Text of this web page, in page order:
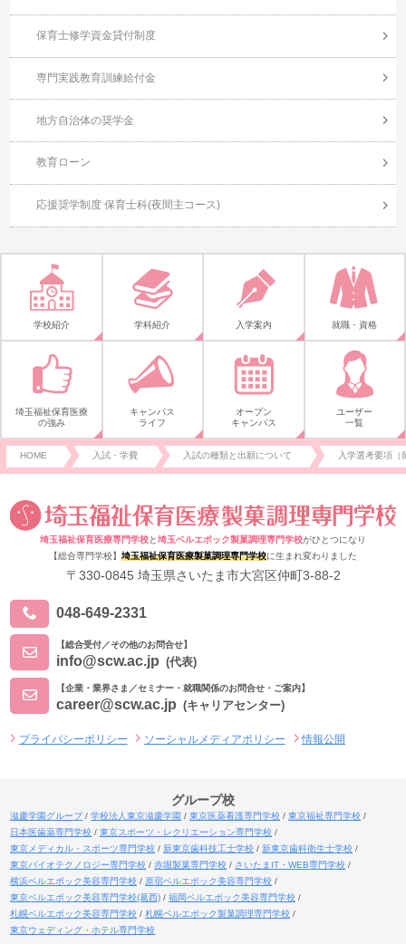
保育士修学資金貸付制度
専門実践教育訓練給付金
地方自治体の奨学金
教育ローン
応援奨学制度 保育士科(夜間主コース)
学校紹介 学科紹介 入学案内 就職・資格
埼玉福祉保育医療
の強み
キャンパス
ライフ
オープン
キャンパス
ユーザー
一覧
HOME 入試・学費 入試の種類と出願について 入学選考要項（
埼玉福祉保育医療専門学校と埼玉ベルエポック製菓調理専門学校がひとつになり
【総合専門学校】 埼玉福祉保育医療製菓調理専門学校に生まれ変わりました
〒330-0845 埼玉県さいたま市大宮区仲町3-88-2
048-649-2331
【総合受付／その他のお問合せ】
info@scw.ac.jp (代表)
【企業・業界さま／セミナー・就職関係のお問合せ・ご案内】
career@scw.ac.jp (キャリアセンター)
プライバシーポリシー ソーシャルメディアポリシー 情報公開
グループ校
滋慶学園グループ 学校法人東京滋慶学園 東京医薬看護専門学校
東京福祉専門学校
日本医歯薬専門学校
東京スポーツ・レクリエーション専門学校
東京メディカル・スポーツ専門学校
新東京歯科技工士学校
新東京歯科衛生士学校
東京バイオテクノロジー専門学校
赤堀製菓専門学校
さいたまIT・WEB専門学校
横浜ベルエポック美容専門学校
原宿ベルエポック美容専門学校
東京ベルエポック美容専門学校(葛西)
福岡ベルエポック美容専門学校
札幌ベルエポック美容専門学校
札幌ベルエポック製菓調理専門学校
東京ウェディング・ホテル専門学校